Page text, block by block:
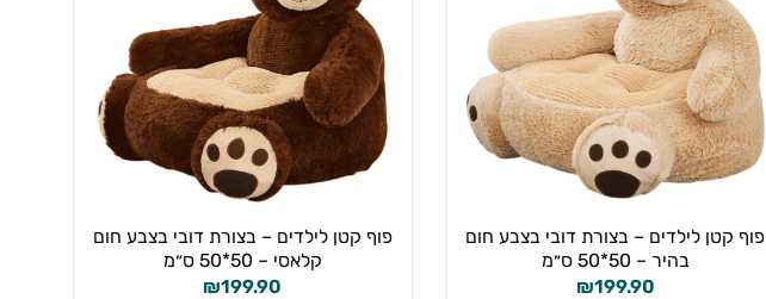
פוף קטן לילדים – בצורת דובי בצבע חום
בהיר – 50*50 ס״מ
₪199.90
פוף קטן לילדים – בצורת דובי בצבע חום
קלאסי – 50*50 ס״מ
₪199.90